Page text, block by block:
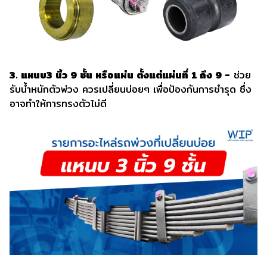
3. แหนบ3 นิ้ว 9 ชั้น หรือแผ่น ตั้งแต่แผ่นที่ 1 ถึง 9 - ช่วย
รับน้ำหนักตัวพ่วง ควรเปลี่ยนบ่อยๆ เพื่อป้องกันการชำรุด ซึ่ง
อาจทำให้การทรงตัวไม่ดี